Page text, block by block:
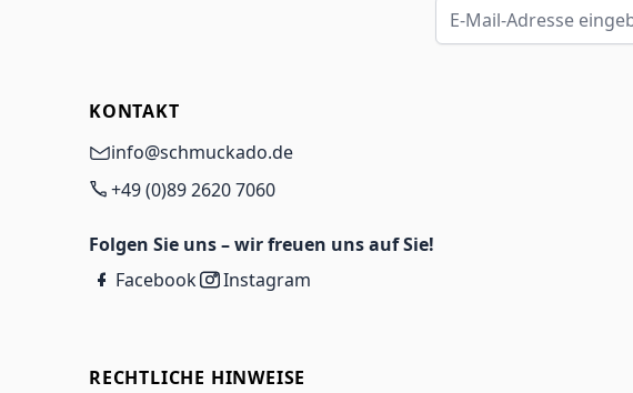
E-Mail-Adresse eingeben
KONTAKT
info@schmuckado.de
+49 (0)89 2620 7060
Folgen Sie uns – wir freuen uns auf Sie!
Facebook
Instagram
RECHTLICHE HINWEISE